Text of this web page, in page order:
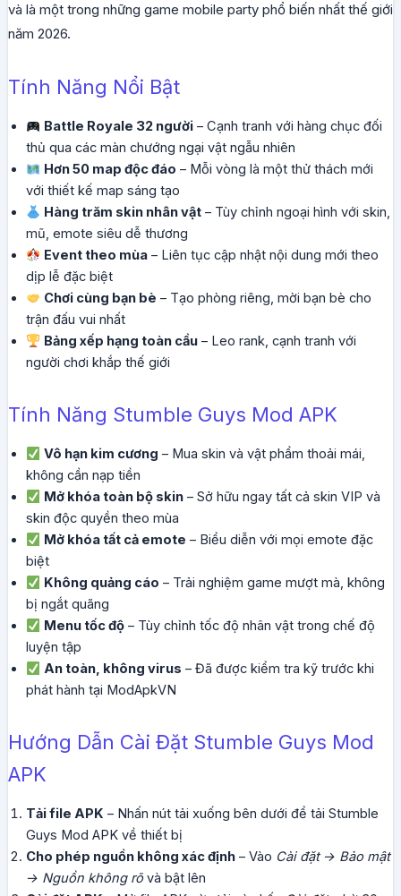
và là một trong những game mobile party phổ biến nhất thế giới
năm 2026.
Tính Năng Nổi Bật
Battle Royale 32 người – Cạnh tranh với hàng chục đối
thủ qua các màn chướng ngại vật ngẫu nhiên
Hơn 50 map độc đáo – Mỗi vòng là một thử thách mới
với thiết kế map sáng tạo
Hàng trăm skin nhân vật – Tùy chỉnh ngoại hình với skin,
mũ, emote siêu dễ thương
Event theo mùa – Liên tục cập nhật nội dung mới theo
dịp lễ đặc biệt
Chơi cùng bạn bè – Tạo phòng riêng, mời bạn bè cho
trận đấu vui nhất
Bảng xếp hạng toàn cầu – Leo rank, cạnh tranh với
người chơi khắp thế giới
Tính Năng Stumble Guys Mod APK
Vô hạn kim cương – Mua skin và vật phẩm thoải mái,
không cần nạp tiền
Mở khóa toàn bộ skin – Sở hữu ngay tất cả skin VIP và
skin độc quyền theo mùa
Mở khóa tất cả emote – Biểu diễn với mọi emote đặc
biệt
Không quảng cáo – Trải nghiệm game mượt mà, không
bị ngắt quãng
Menu tốc độ – Tùy chỉnh tốc độ nhân vật trong chế độ
luyện tập
An toàn, không virus – Đã được kiểm tra kỹ trước khi
phát hành tại ModApkVN
Hướng Dẫn Cài Đặt Stumble Guys Mod
APK
Tải file APK – Nhấn nút tải xuống bên dưới để tải Stumble
Guys Mod APK về thiết bị
Cho phép nguồn không xác định– Vào Cài đặt → Bảo mật
→ Nguồn không rõvà bật lên